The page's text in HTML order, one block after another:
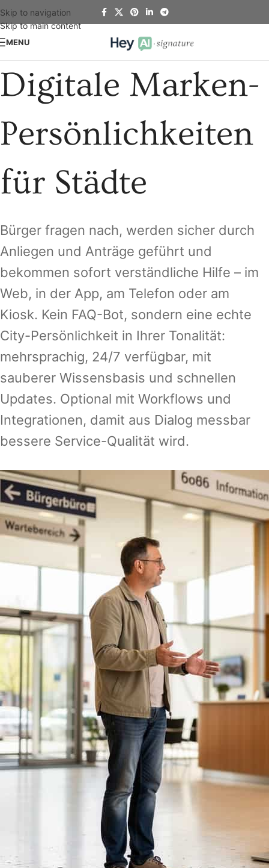
Skip to navigation
Skip to main content
MENU
Digitale Marken-
Persönlichkeiten
für Städte
Bürger fragen nach, werden sicher durch
Anliegen und Anträge geführt und
bekommen sofort verständliche Hilfe – im
Web, in der App, am Telefon oder am
Kiosk. Kein FAQ-Bot, sondern eine echte
City-Persönlichkeit in Ihrer Tonalität:
mehrsprachig, 24/7 verfügbar, mit
sauberer Wissensbasis und schnellen
Updates. Optional mit Workflows und
Integrationen, damit aus Dialog messbar
bessere Service-Qualität wird.